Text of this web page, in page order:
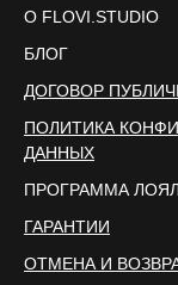
О FLOVI.STUDIO
БЛОГ
ДОГОВОР
ПОЛИТИКА
ДАННЫХ
ПРОГРАММА
ГАРАНТИИ
ОТМЕНА И